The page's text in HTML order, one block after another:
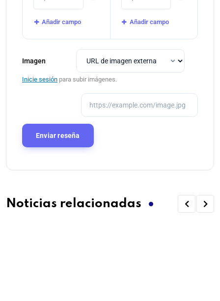
Añadir campo Añadir campo
Imagen
Inicie sesión para subir imágenes.
Noticias relacionadas